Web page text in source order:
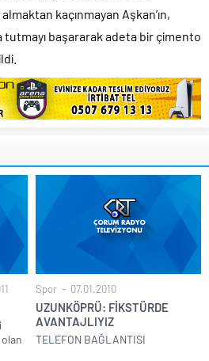
kaçınmayan Aşkan’ın,
başararak adeta bir çimento
Spor 07.01.2010
UZUNKÖPRÜ: FİKSTÜRDE
AVANTAJLIYIZ
TELEFON BAĞLANTISI